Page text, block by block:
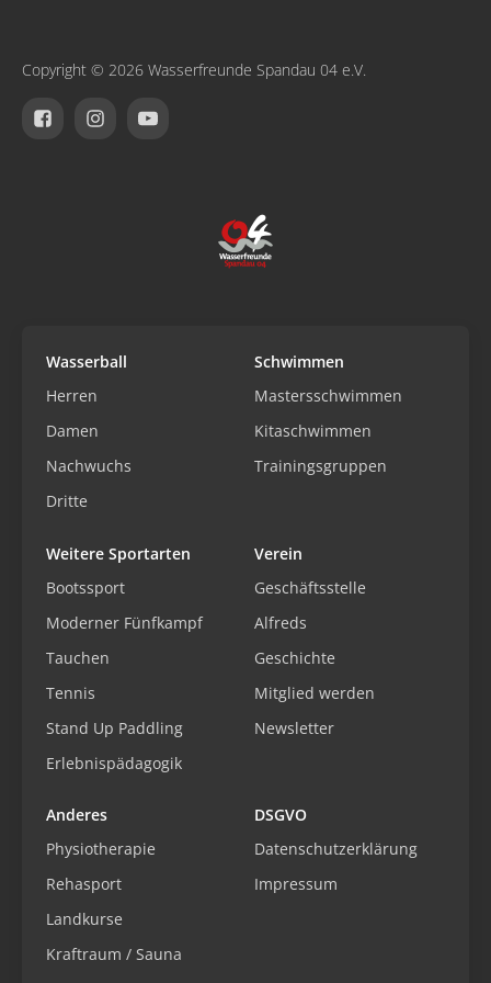
Copyright © 2026 Wasserfreunde Spandau 04 e.V.
Wasserball
Herren
Damen
Nachwuchs
Dritte
Schwimmen
Mastersschwimmen
Kitaschwimmen
Trainingsgruppen
Weitere Sportarten
Bootssport
Moderner Fünfkampf
Tauchen
Tennis
Stand Up Paddling
Erlebnispädagogik
Verein
Geschäftsstelle
Alfreds
Geschichte
Mitglied werden
Newsletter
Anderes
Physiotherapie
Rehasport
Landkurse
Kraftraum / Sauna
DSGVO
Datenschutzerklärung
Impressum